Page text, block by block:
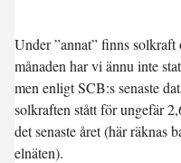
Under ”annat” finns solkraft
månaden har vi ännu inte
men enligt SCB:s senaste
solkraften stått för ungefär
det senaste året (här räknas
elnäten).